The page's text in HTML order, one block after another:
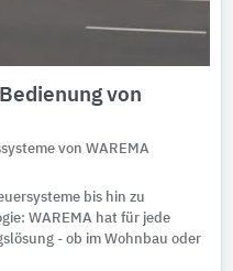
von
von WAREMA
bis hin zu
WAREMA hat für jede
- ob im Wohnbau oder